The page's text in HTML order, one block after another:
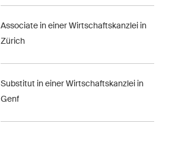
Associate in einer Wirtschaftskanzlei in
Zürich
Substitut in einer Wirtschaftskanzlei in
Genf